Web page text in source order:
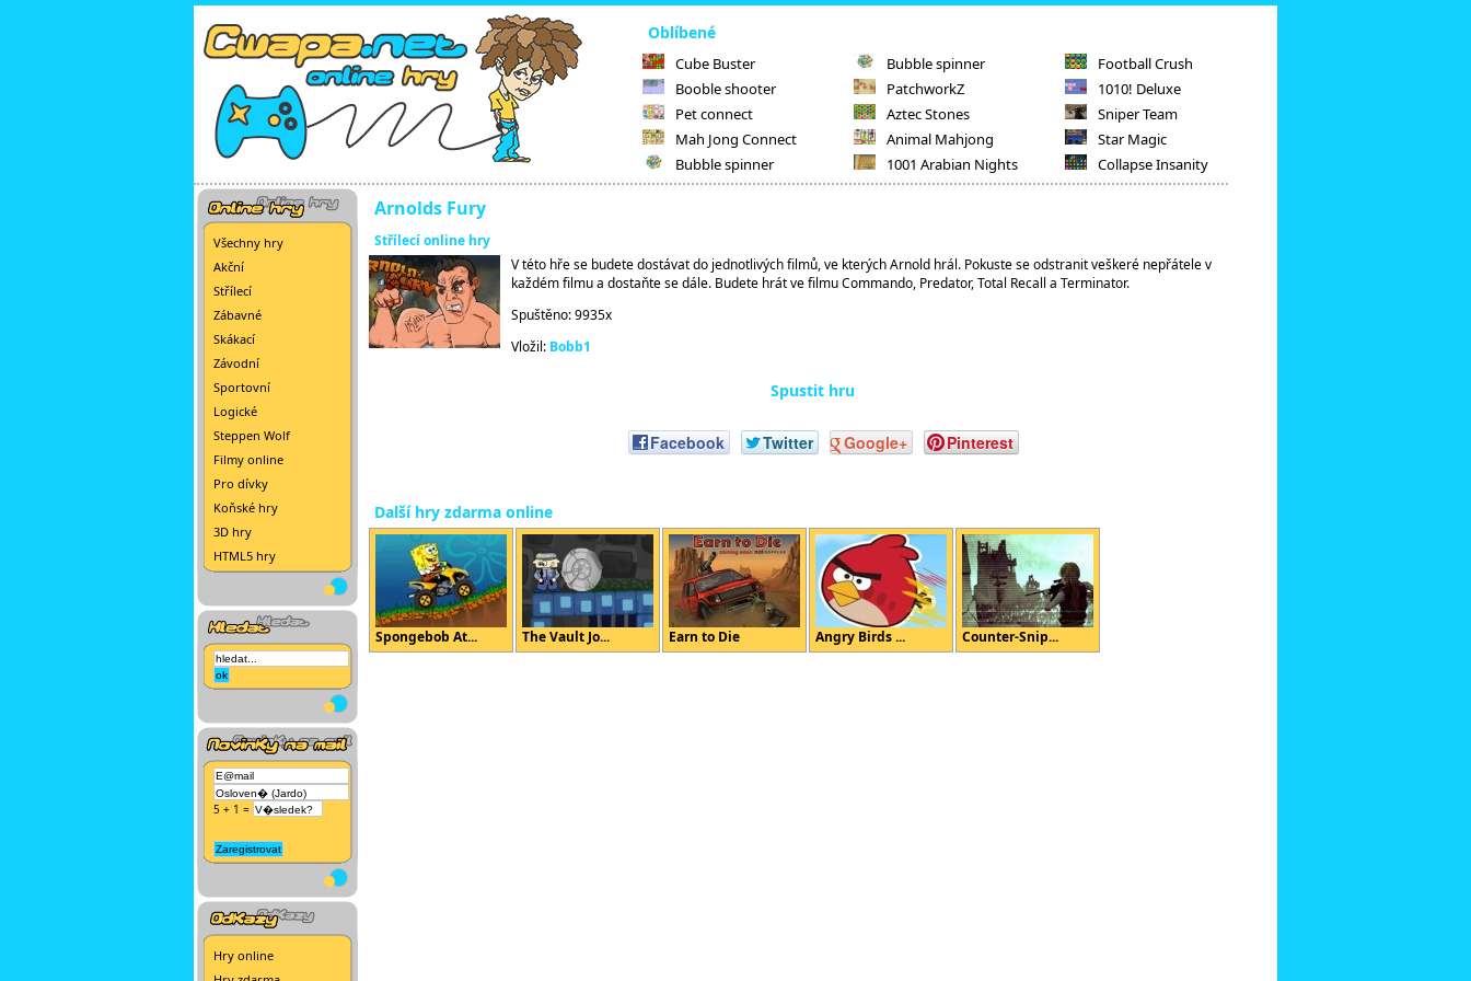
Oblíbené
Cube Buster
Booble shooter
Pet connect
Mah Jong Connect
Bubble spinner
Bubble spinner
PatchworkZ
Aztec Stones
Animal Mahjong
1001 Arabian Nights
Football Crush
1010! Deluxe
Sniper Team
Star Magic
Collapse Insanity
Všechny hry
Akční
Střílecí
Zábavné
Skákací
Závodní
Sportovní
Logické
Steppen Wolf
Filmy online
Pro dívky
Koňské hry
3D hry
HTML5 hry
5 + 1 =
Hry online
Arnolds Fury
Střílecí online hry
V této hře se budete dostávat do jednotlivých filmů, ve kterých Arnold hrál. Pokuste se odstranit veškeré nepřátele v
každém filmu a dostaňte se dále. Budete hrát ve filmu Commando, Predator, Total Recall a Terminator.
Spuštěno: 9935x
Vložil: Bobb1
Spustit hru
Facebook Twitter Google+ Pinterest
Další hry zdarma online
Spongebob At... The Vault Jo... Earn to Die Angry Birds ... Counter-Snip...